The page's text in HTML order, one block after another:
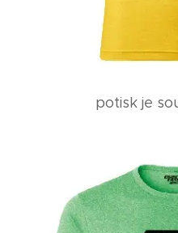
potisk je